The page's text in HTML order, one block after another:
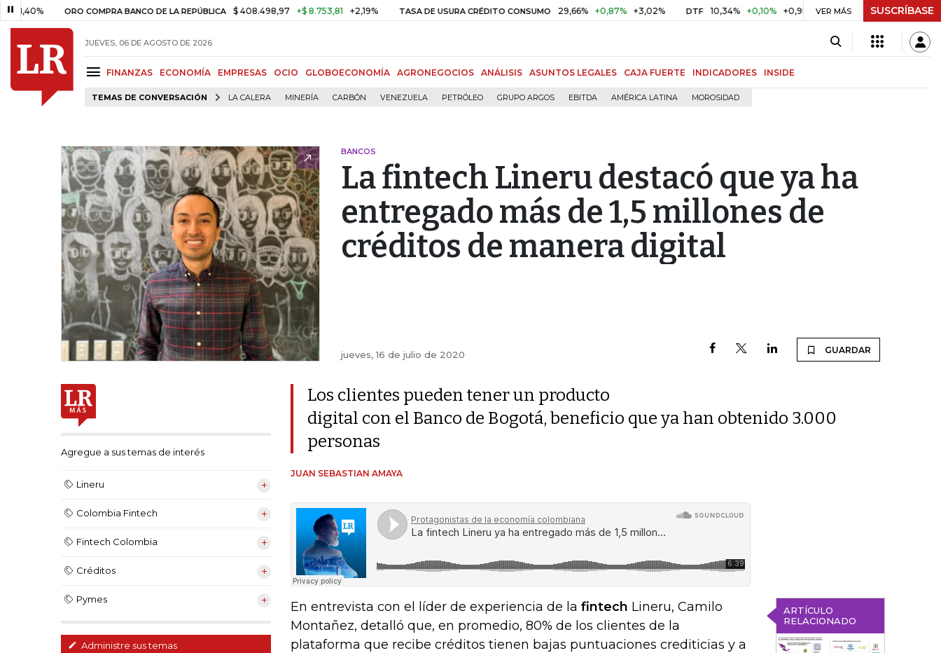
ORO COMPRA BANCO DE LA REPÚBLICA $ 408.498,97 +$ 8.753,81 +2,19% TASA DE USURA CRÉDITO CONSUMO 29,66% +0,87% +3,02% DTF 10,34% +0,10% +0,98% UVR $ 416,86 +$ 0,05 +0,01%
VER MÁS SUSCRÍBASE
JUEVES, 06 DE AGOSTO DE 2026
FINANZAS ECONOMÍA EMPRESAS OCIO GLOBOECONOMÍA AGRONEGOCIOS ANÁLISIS ASUNTOS LEGALES CAJA FUERTE INDICADORES INSIDE
TEMAS DE CONVERSACIÓN LA CALERA MINERÍA CARBÓN VENEZUELA PETRÓLEO GRUPO ARGOS EBITDA AMÉRICA LATINA MOROSIDAD
BANCOS
La fintech Lineru destacó que ya ha
entregado más de 1,5 millones de
créditos de manera digital
jueves, 16 de julio de 2020 GUARDAR
Agregue a sus temas de interés
Lineru
Colombia Fintech
Fintech Colombia
Créditos
Pymes
Administre sus temas
Los clientes pueden tener un producto
digital con el Banco de Bogotá, beneficio que ya han obtenido 3.000
personas
JUAN SEBASTIAN AMAYA
ARTÍCULO
RELACIONADO
En entrevista con el líder de experiencia de la fintech Lineru, Camilo
Montañez, detalló que, en promedio, 80% de los clientes de la
plataforma que recibe créditos tienen bajas puntuaciones crediticias y a